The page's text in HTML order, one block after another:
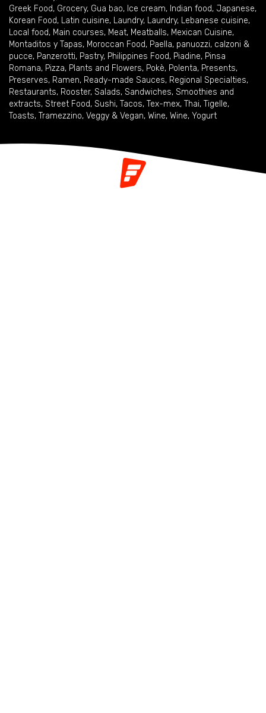
Greek Food, Grocery, Gua bao, Ice cream, Indian food, Japanese,
Korean Food, Latin cuisine, Laundry, Laundry, Lebanese cuisine,
Local food, Main courses, Meat, Meatballs, Mexican Cuisine,
Montaditos y Tapas, Moroccan Food, Paella, panuozzi, calzoni &
pucce, Panzerotti, Pastry, Philippines Food, Piadine, Pinsa
Romana, Pizza, Plants and Flowers, Pokè, Polenta, Presents,
Preserves, Ramen, Ready-made Sauces, Regional Specialties,
Restaurants, Rooster, Salads, Sandwiches, Smoothies and
extracts, Street Food, Sushi, Tacos, Tex-mex, Thai, Tigelle,
Toasts, Tramezzino, Veggy & Vegan, Wine, Wine, Yogurt